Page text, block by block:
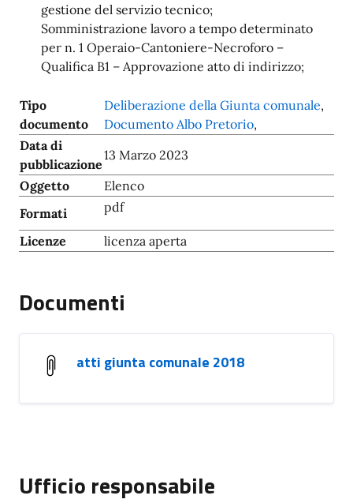
gestione del servizio tecnico;
Somministrazione lavoro a tempo determinato
per n. 1 Operaio-Cantoniere-Necroforo –
Qualifica B1 – Approvazione atto di indirizzo;
Tipo
documento
Deliberazione della Giunta comunale,
Documento Albo Pretorio,
Data di
pubblicazione
13 Marzo 2023
Oggetto
Elenco
Formati
pdf
Licenze licenza aperta
Documenti
atti giunta comunale 2018
Ufficio responsabile